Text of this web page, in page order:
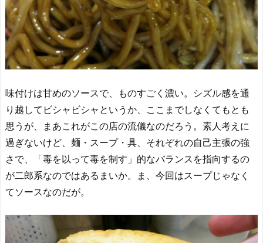
味付けは甘めのソースで、ものすごく濃い。シズル感を通
り越してビシャビシャというか、ここまでしなくてもとも
思うが、まあこれがこの店の流儀なのだろう。素人考えに
過ぎないけど、麺・スープ・具、それぞれの自己主張の強
さで、「毒を以って毒を制す」的なバランスを指向するの
が二郎系なのではあるまいか。ま、今回はスープじゃなく
てソースなのだが。